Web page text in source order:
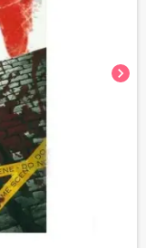
chevron_right